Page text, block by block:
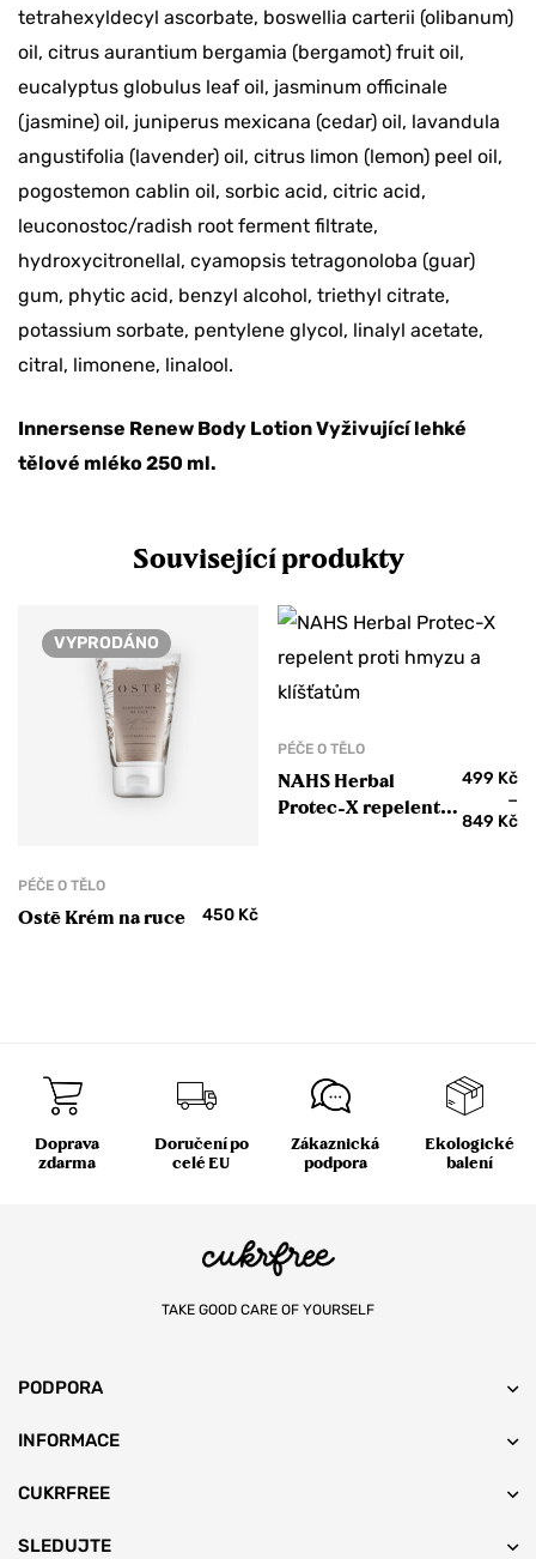
tetrahexyldecyl ascorbate, boswellia carterii (olibanum)
oil, citrus aurantium bergamia (bergamot) fruit oil,
eucalyptus globulus leaf oil, jasminum officinale
(jasmine) oil, juniperus mexicana (cedar) oil, lavandula
angustifolia (lavender) oil, citrus limon (lemon) peel oil,
pogostemon cablin oil, sorbic acid, citric acid,
leuconostoc/radish root ferment filtrate,
hydroxycitronellal, cyamopsis tetragonoloba (guar)
gum, phytic acid, benzyl alcohol, triethyl citrate,
potassium sorbate, pentylene glycol, linalyl acetate,
citral, limonene, linalool.
Innersense Renew Body Lotion Vyživující lehké
tělové mléko 250 ml.
Související produkty
VYPRODÁNO
PÉČE O TĚLO
Ostē Krém na ruce 450 Kč
PÉČE O TĚLO
NAHS Herbal
Protec-X repelent
499 Kč
–
849 Kč
Doprava
zdarma
Doručení po
celé EU
Zákaznická
podpora
Ekologické
balení
TAKE GOOD CARE OF YOURSELF
PODPORA
INFORMACE
CUKRFREE
SLEDUJTE